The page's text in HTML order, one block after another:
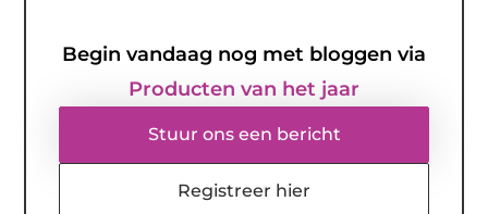
Begin vandaag nog met bloggen via
Producten van het jaar
Stuur ons een bericht
Registreer hier